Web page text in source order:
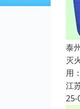
泰
灭
用
江
25-